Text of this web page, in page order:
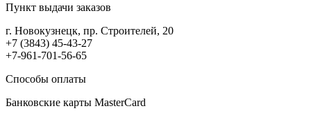
Пункт выдачи заказов
г. Новокузнецк, пр. Строителей, 20
+7 (3843) 45-43-27
+7-961-701-56-65
Способы оплаты
Банковские карты MasterCard